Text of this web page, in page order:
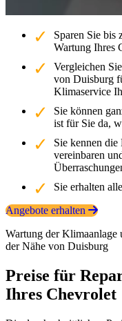
Sparen Sie bis
Wartung Ihres
Vergleichen
von Duisburg
Klimaservice
Sie können
ist für Sie da,
Sie kennen
vereinbaren
Sie erhalten
Angebote erhalten
Wartung der
der Nähe von Duisburg
Preise für
Ihres Chevrolet